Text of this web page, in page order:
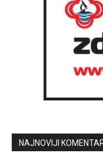
NAJNOVIJI